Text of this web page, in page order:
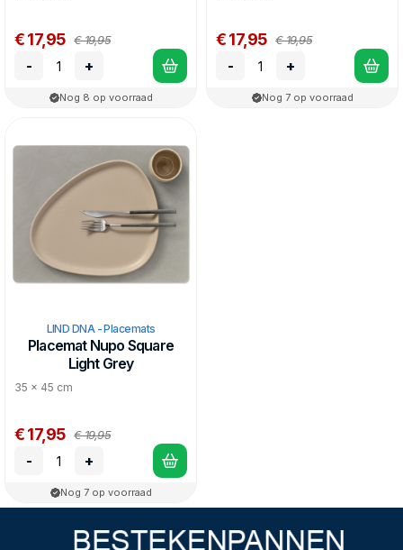
€ 17,95 € 19,95
- +
Nog 8 op voorraad
€ 17,95 € 19,95
- +
Nog 7 op voorraad
LIND DNA - Placemats
Placemat Nupo Square
Light Grey
35 x 45 cm
€ 17,95 € 19,95
- +
Nog 7 op voorraad